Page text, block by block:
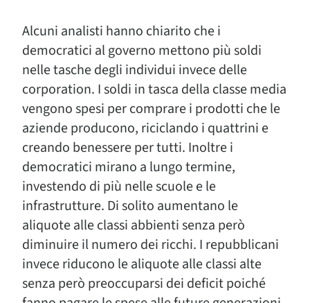
Alcuni analisti hanno chiarito che i
democratici al governo mettono più soldi
nelle tasche degli individui invece delle
corporation. I soldi in tasca della classe media
vengono spesi per comprare i prodotti che le
aziende producono, riciclando i quattrini e
creando benessere per tutti. Inoltre i
democratici mirano a lungo termine,
investendo di più nelle scuole e le
infrastrutture. Di solito aumentano le
aliquote alle classi abbienti senza però
diminuire il numero dei ricchi. I repubblicani
invece riducono le aliquote alle classi alte
senza però preoccuparsi dei deficit poiché